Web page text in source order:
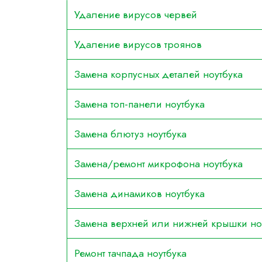
Удаление вирусов червей
Удаление вирусов троянов
Замена корпусных деталей ноутбука
Замена топ-панели ноутбука
Замена блютуз ноутбука
Замена/ремонт микрофона ноутбука
Замена динамиков ноутбука
Замена верхней или нижней крышки
Ремонт тачпада ноутбука